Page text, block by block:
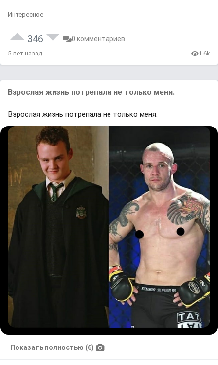
Интересное
346 0 комментариев
5 лет назад 1.6k
Взрослая жизнь потрепала не только меня.
Взрослая жизнь потрепала не только меня.
Показать полностью (6)